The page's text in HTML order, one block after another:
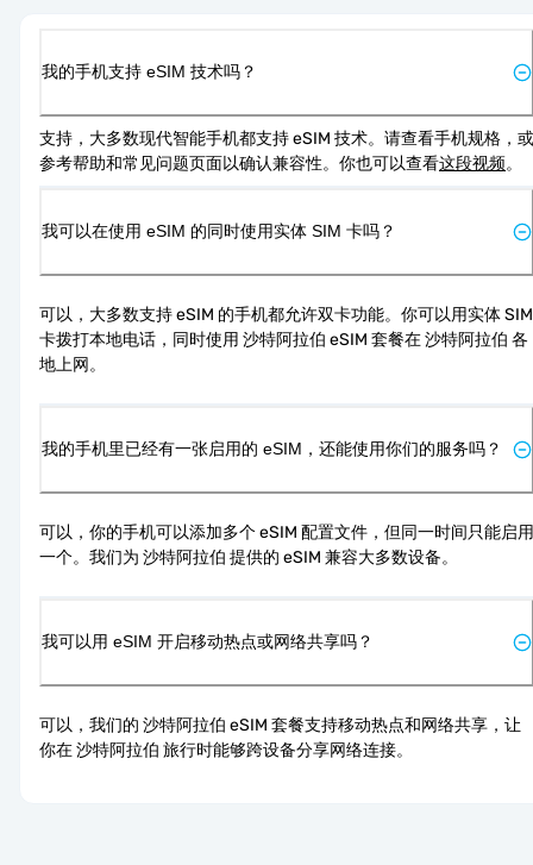
我的手机支持 eSIM 技术吗？
支持，大多数现代智能手机都支持 eSIM 技术。请查看手机规格，或
参考帮助和常见问题页面以确认兼容性。你也可以查看这段视频。
我可以在使用 eSIM 的同时使用实体 SIM 卡吗？
可以，大多数支持 eSIM 的手机都允许双卡功能。你可以用实体 SIM
卡拨打本地电话，同时使用 沙特阿拉伯 eSIM 套餐在 沙特阿拉伯 各
地上网。
我的手机里已经有一张启用的 eSIM，还能使用你们的服务吗？
可以，你的手机可以添加多个 eSIM 配置文件，但同一时间只能启用
一个。我们为 沙特阿拉伯 提供的 eSIM 兼容大多数设备。
我可以用 eSIM 开启移动热点或网络共享吗？
可以，我们的 沙特阿拉伯 eSIM 套餐支持移动热点和网络共享，让
你在 沙特阿拉伯 旅行时能够跨设备分享网络连接。